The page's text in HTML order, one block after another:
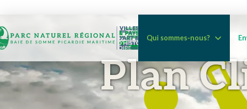
Qui sommes-nous?
Plan